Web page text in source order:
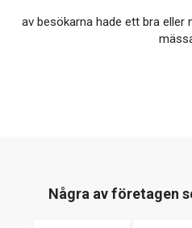
av besökarna hade ett bra eller
Några av företagen